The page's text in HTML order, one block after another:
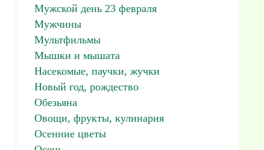
Мужской день 23 февраля
Мужчины
Мультфильмы
Мышки и мышата
Насекомые, паучки, жучки
Новый год, рождество
Обезьяна
Овощи, фрукты, кулинария
Осенние цветы